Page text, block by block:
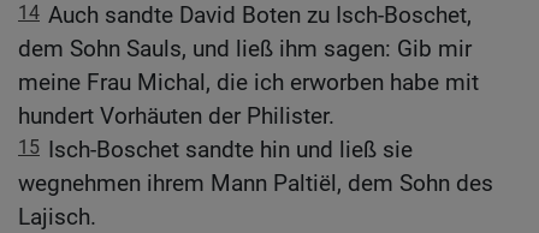
14 Auch sandte David Boten zu Isch-Boschet,
dem Sohn Sauls, und ließ ihm sagen: Gib mir
meine Frau Michal, die ich erworben habe mit
hundert Vorhäuten der Philister.
15 Isch-Boschet sandte hin und ließ sie
wegnehmen ihrem Mann Paltiël, dem Sohn des
Lajisch.